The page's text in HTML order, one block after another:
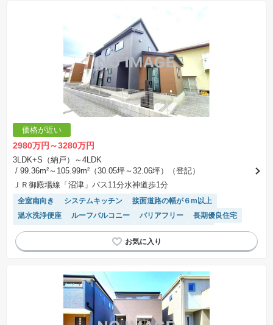
価格が近い
2980万円～3280万円
3LDK+S（納戸）～4LDK
/ 99.36m²～105.99m²（30.05坪～32.06坪）（登記）
ＪＲ御殿場線「沼津」バス11分水神道歩1分
全室南向き システムキッチン
接面道路の幅が６m以上
温水洗浄便座
ルーフバルコニー バリアフリー
長期優良住宅
対面キッチン
窓付き浴室 陽当り良好 WIC
平坦地
トイレ2個以上 モニター付きインターホン